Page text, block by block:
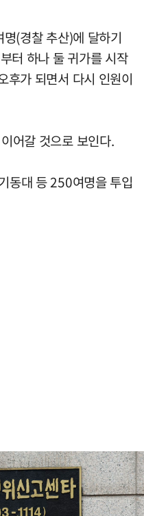
(경찰 추산)에 달하기
터 하나 둘 귀가를 시작
후가 되면서 다시 인원이
어갈 것으로 보인다.
동대 등 250여명을 투입